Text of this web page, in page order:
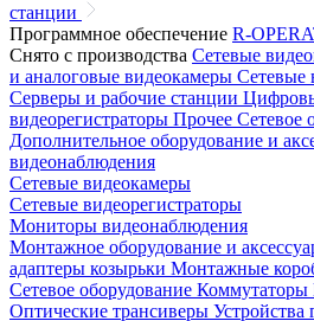
станции
Программное обеспечение R-
Снято с производства Сетевые
и аналоговые видеокамеры Сетевые
Серверы и рабочие станции
видеорегистраторы Прочее Сетевое
Дополнительное оборудование и
видеонаблюдения
Сетевые видеокамеры
Сетевые видеорегистраторы
Мониторы видеонаблюдения
Монтажное оборудование и
адаптеры козырьки Монтажные
Сетевое оборудование Коммутаторы
Оптические трансиверы Устройства